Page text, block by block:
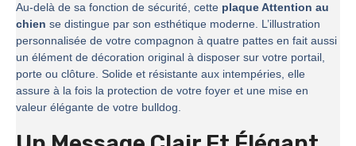
Au-delà de sa fonction de sécurité, cette plaque Attention au
chien se distingue par son esthétique moderne. L’illustration
personnalisée de votre compagnon à quatre pattes en fait aussi
un élément de décoration original à disposer sur votre portail,
porte ou clôture. Solide et résistante aux intempéries, elle
assure à la fois la protection de votre foyer et une mise en
valeur élégante de votre bulldog.